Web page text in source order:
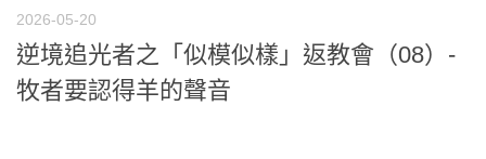
2026-05-20
逆境追光者之「似模似樣」返教會（08）-
牧者要認得羊的聲音